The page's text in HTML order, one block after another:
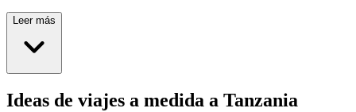
Leer más
Ideas de viajes a medida a Tanzania